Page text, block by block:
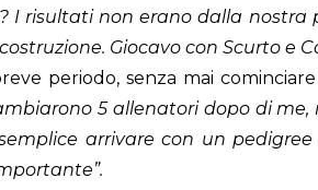
Irisultati non erano dalla nostra
Giocavo con Scurto e
periodo, senza mai
5 allenatori dopo di
arrivare con un